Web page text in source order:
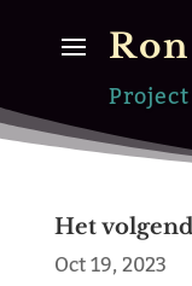
Project
Het
Oct 19, 2023